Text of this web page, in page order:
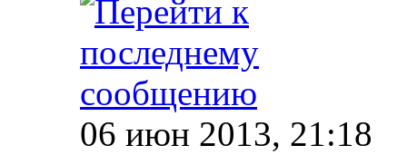
06 июн 2013, 21:18